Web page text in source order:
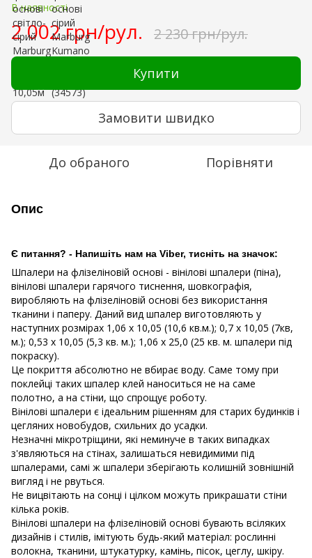
В наявності
2 002 грн/рул. 2 230 грн/рул.
Купити
Замовити швидко
До обраного Порівняти
Опис
Є питання? - Напишіть нам на Viber, тисніть на значок:
Шпалери на флізеліновій основі - вінілові шпалери (піна),
вінілові шпалери гарячого тиснення, шовкографія,
виробляють на флізеліновій основі без використання
тканини і паперу. Даний вид шпалер виготовляють у
наступних розмірах 1,06 х 10,05 (10,6 кв.м.); 0,7 х 10,05 (7кв,
м.); 0,53 х 10,05 (5,3 кв. м.); 1,06 х 25,0 (25 кв. м. шпалери під
покраску).
Це покриття абсолютно не вбирає воду. Саме тому при
поклейці таких шпалер клей наноситься не на саме
полотно, а на стіни, що спрощує роботу.
Вінілові шпалери є ідеальним рішенням для старих будинків і
цегляних новобудов, схильних до усадки.
Незначні мікротріщини, які неминуче в таких випадках
з'являються на стінах, залишаться невидимими під
шпалерами, самі ж шпалери зберігають колишній зовнішній
вигляд і не рвуться.
Не вицвітають на сонці і цілком можуть прикрашати стіни
кілька років.
Вінілові шпалери на флізеліновій основі бувають всіляких
дизайнів і стилів, імітують будь-який матеріал: рослинні
волокна, тканини, штукатурку, камінь, пісок, цеглу, шкіру.